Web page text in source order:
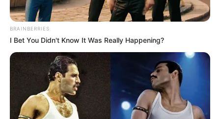
Why Men Dream Of Brazilian Women: 6 Key
Secrets
BRAINBERRIES
I Bet You Didn't Know It Was Really Happening?